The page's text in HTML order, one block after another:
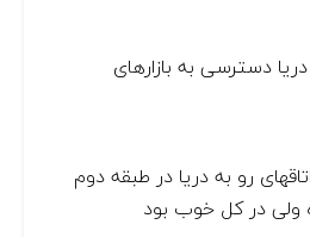
دسترسى به بازارهاى
رو به دريا در طبقه دوم
ولى در كل خوب بود